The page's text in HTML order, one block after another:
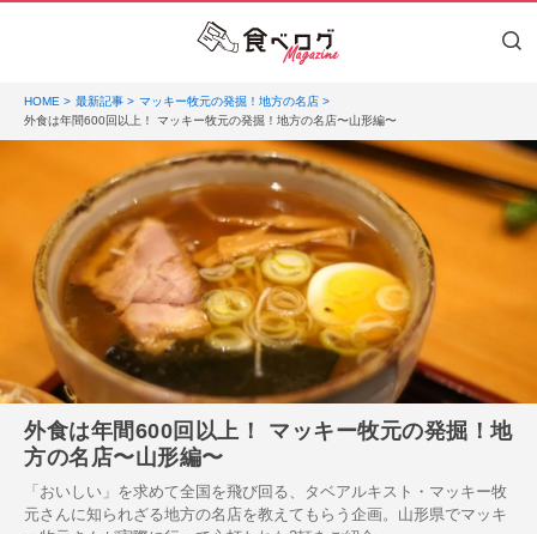
HOME 最新記事
マッキー牧元の発掘！地方の名店
外食は年間600回以上！ マッキー牧元の発掘！地方の名店〜山形編〜
外食は年間600回以上！ マッキー牧元の発掘！地
方の名店〜山形編〜
「おいしい」を求めて全国を飛び回る、タベアルキスト・マッキー牧
元さんに知られざる地方の名店を教えてもらう企画。山形県でマッキ